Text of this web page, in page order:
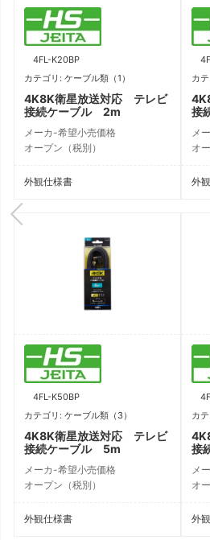
4FL-K20BP
カテゴリ: ケーブル類（1）
4K8K衛星放送対応 テレビ
接続ケーブル 2m
メーカ-希望小売価格
オープン（税別）
外観仕様書
カ
接
メ
オ
外
4FL-K50BP
カテゴリ: ケーブル類（3）
4K8K衛星放送対応 テレビ
接続ケーブル 5m
メーカ-希望小売価格
オープン（税別）
外観仕様書
カ
接
メ
オ
外